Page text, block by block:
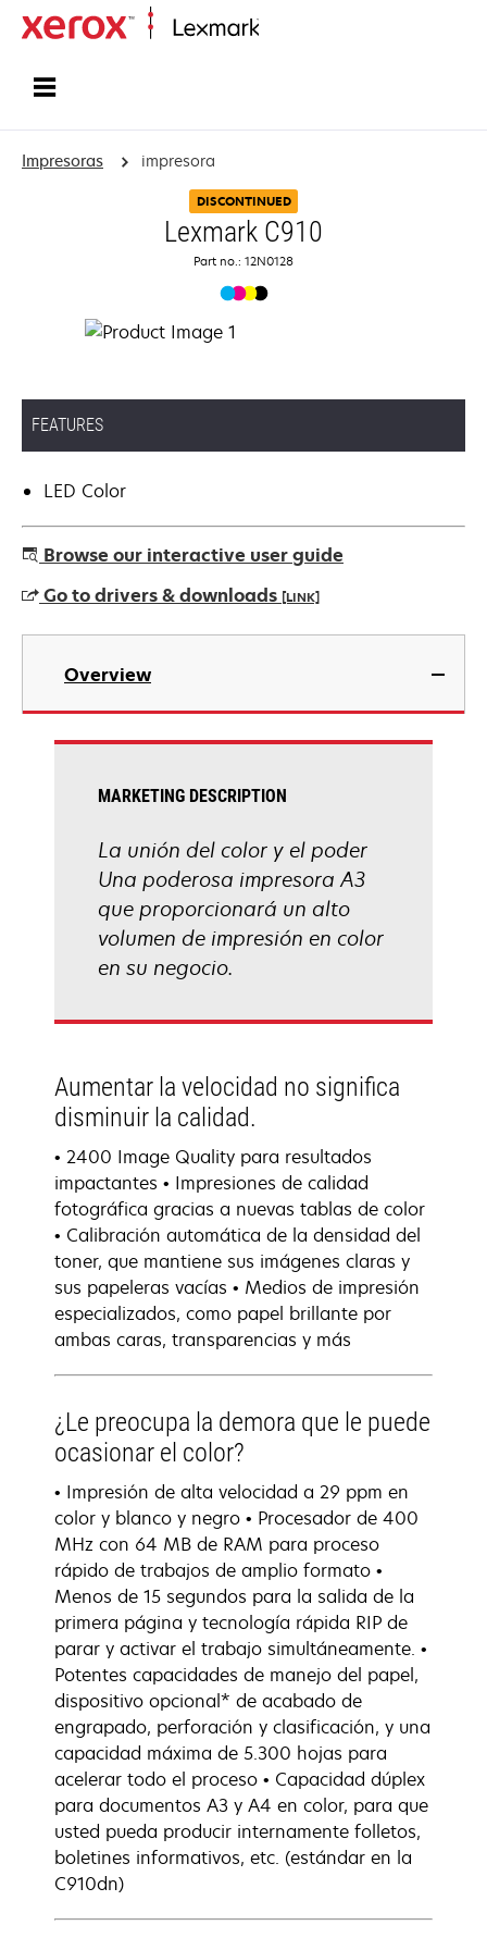
Impresoras impresora
DISCONTINUED
Lexmark C910
Part no.: 12N0128
FEATURES
LED Color
Browse our interactive user guide
Go to drivers & downloads [LINK]
opens
new
Overview
MARKETING DESCRIPTION
La unión del color y el poder
Una poderosa impresora A3
que proporcionará un alto
volumen de impresión en color
en su negocio.
Aumentar la velocidad no significa
disminuir la calidad.
• 2400 Image Quality para resultados
impactantes • Impresiones de calidad
fotográfica gracias a nuevas tablas de color
• Calibración automática de la densidad del
toner, que mantiene sus imágenes claras y
sus papeleras vacías • Medios de impresión
especializados, como papel brillante por
ambas caras, transparencias y más
¿Le preocupa la demora que le puede
ocasionar el color?
• Impresión de alta velocidad a 29 ppm en
color y blanco y negro • Procesador de 400
MHz con 64 MB de RAM para proceso
rápido de trabajos de amplio formato •
Menos de 15 segundos para la salida de la
primera página y tecnología rápida RIP de
parar y activar el trabajo simultáneamente. •
Potentes capacidades de manejo del papel,
dispositivo opcional* de acabado de
engrapado, perforación y clasificación, y una
capacidad máxima de 5.300 hojas para
acelerar todo el proceso • Capacidad dúplex
para documentos A3 y A4 en color, para que
usted pueda producir internamente folletos,
boletines informativos, etc. (estándar en la
C910dn)